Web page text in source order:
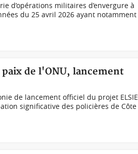
d’opérations militaires d’envergure à
du 25 avril 2026 ayant notamment
de l'ONU, lancement
de lancement officiel du projet ELSIE
significative des policières de Côte